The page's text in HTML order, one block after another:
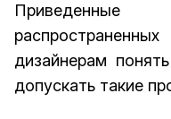
дизайнерам
допускать такие